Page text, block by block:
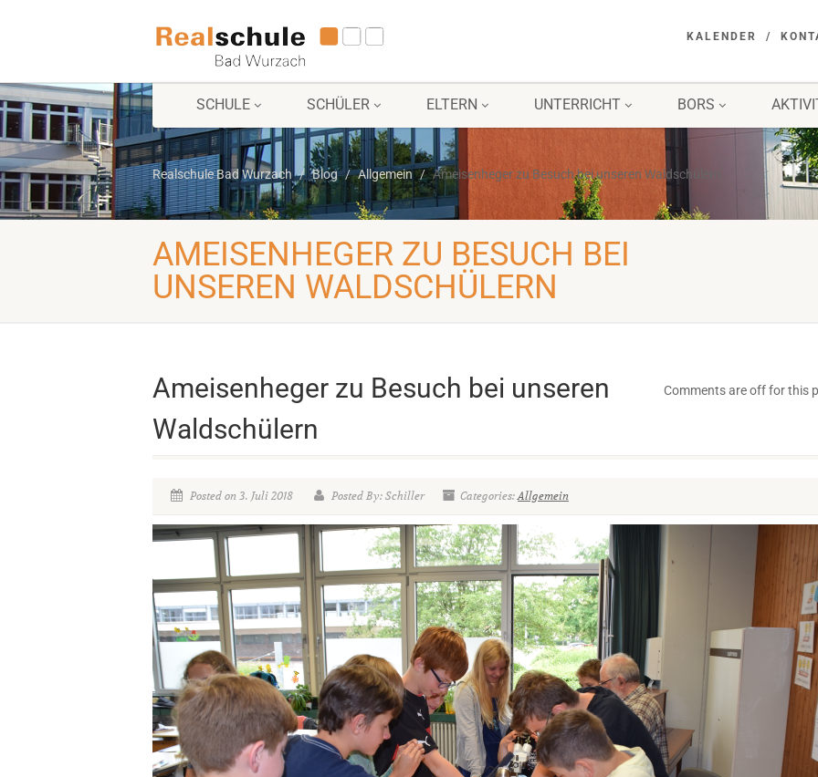
KALENDER
SCHULE SCHÜLER ELTERN UNTERRICHT BORS
Realschule Bad Wurzach Blog Allgemein Ameisenheger zu Besuch bei unseren Waldschülern
AMEISENHEGER ZU BESUCH BEI
UNSEREN WALDSCHÜLERN
Comments are off for this
Ameisenheger zu Besuch bei unseren
Waldschülern
Posted on 3. Juli 2018 Posted By: Schiller Categories:Allgemein